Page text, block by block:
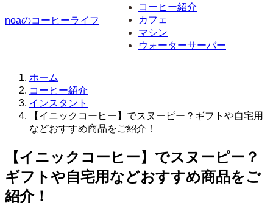
noaのコーヒーライフ
コーヒー紹介
カフェ
マシン
ウォーターサーバー
ホーム
コーヒー紹介
インスタント
【イニックコーヒー】でスヌーピー？ギフトや自宅用
などおすすめ商品をご紹介！
【イニックコーヒー】でスヌーピー？
ギフトや自宅用などおすすめ商品をご
紹介！